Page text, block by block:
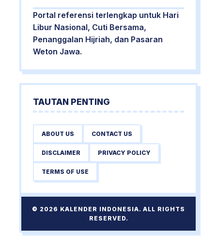
Portal referensi terlengkap untuk Hari
Libur Nasional, Cuti Bersama,
Penanggalan Hijriah, dan Pasaran
Weton Jawa.
TAUTAN PENTING
ABOUT US CONTACT US
DISCLAIMER PRIVACY POLICY
TERMS OF USE
© 2026 KALENDER INDONESIA. ALL RIGHTS
RESERVED.